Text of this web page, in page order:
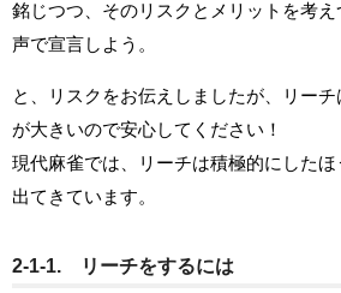
銘じつつ、そのリスクとメリットを考
声で宣言しよう。
と、リスクをお伝えしましたが、リー
が大きいので安心してください！
現代麻雀では、リーチは積極的にした
出てきています。
2-1-1. リーチをするには